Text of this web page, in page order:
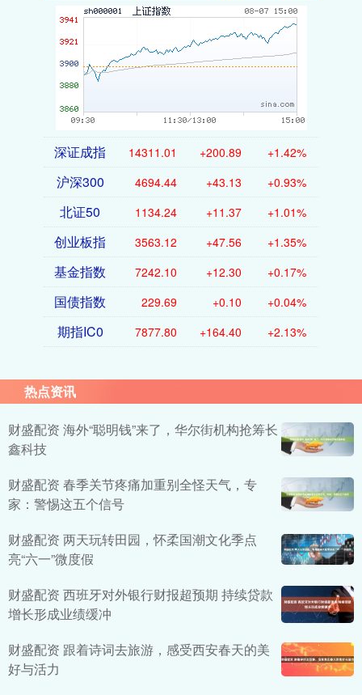
深证成指 14311.01 +200.89 +1.42%
沪深300 4694.44 +43.13 +0.93%
北证50 1134.24 +11.37 +1.01%
创业板指 3563.12 +47.56 +1.35%
基金指数 7242.10 +12.30 +0.17%
国债指数 229.69 +0.10 +0.04%
期指IC0 7877.80 +164.40 +2.13%
热点资讯
财盛配资 海外“聪明钱”来了，华尔街机构抢筹长
鑫科技
财盛配资 春季关节疼痛加重别全怪天气，专
家：警惕这五个信号
财盛配资 两天玩转田园，怀柔国潮文化季点
亮“六一”微度假
财盛配资 西班牙对外银行财报超预期 持续贷款
增长形成业绩缓冲
财盛配资 跟着诗词去旅游，感受西安春天的美
好与活力